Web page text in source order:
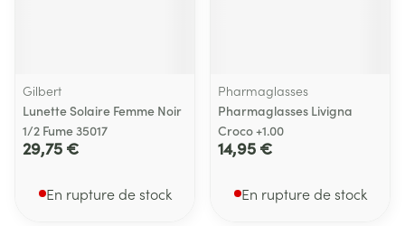
Gilbert
Lunette Solaire Femme Noir
1/2 Fume 35017
29,75 €
En rupture de stock
Pharmaglasses
Pharmaglasses Livigna
Croco +1.00
14,95 €
En rupture de stock